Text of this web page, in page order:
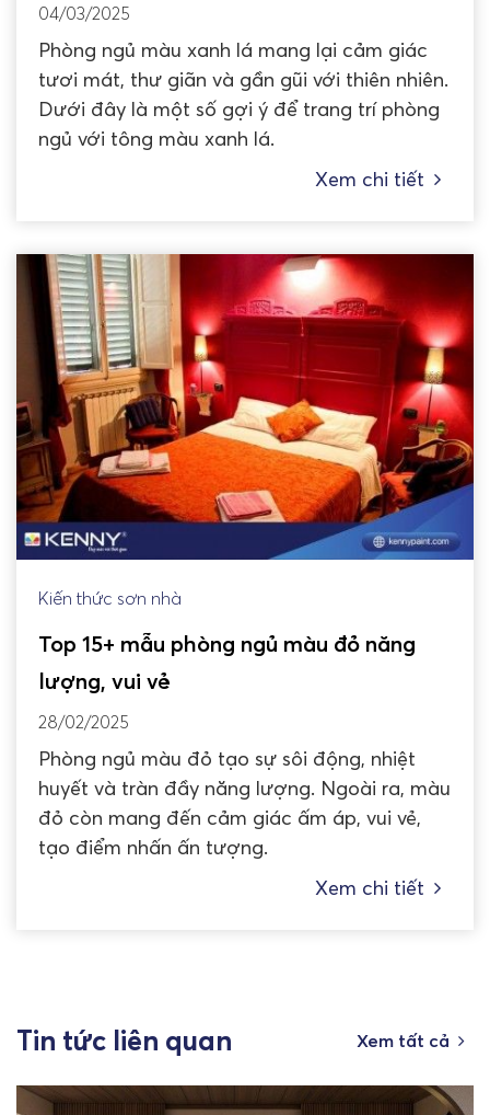
04/03/2025
Phòng ngủ màu xanh lá mang lại cảm giác
tươi mát, thư giãn và gần gũi với thiên nhiên.
Dưới đây là một số gợi ý để trang trí phòng
ngủ với tông màu xanh lá.
Xem chi tiết
Kiến thức sơn nhà
Top 15+ mẫu phòng ngủ màu đỏ năng
lượng, vui vẻ
28/02/2025
Phòng ngủ màu đỏ tạo sự sôi động, nhiệt
huyết và tràn đầy năng lượng. Ngoài ra, màu
đỏ còn mang đến cảm giác ấm áp, vui vẻ,
tạo điểm nhấn ấn tượng.
Xem chi tiết
Tin tức liên quan Xem tất cả